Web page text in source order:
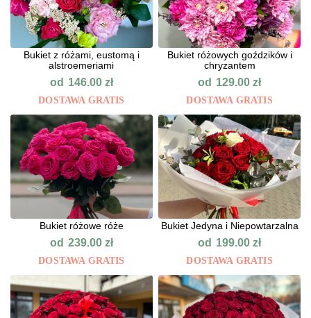
Bukiet z różami, eustomą i
alstroemeriami
od 146.00 zł
DOSTAWA GRATIS
Bukiet różowych goździków i
chryzantem
od 129.00zł
DOSTAWA GRATIS
Bukiet różowe róże
od 239.00 zł
DOSTAWA GRATIS
Bukiet Jedyna i Niepowtarzalna
od 199.00zł
DOSTAWA GRATIS